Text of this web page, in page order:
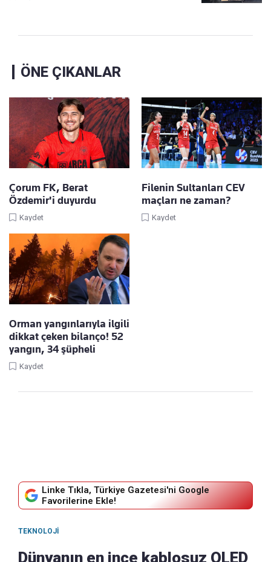
ÖNE ÇIKANLAR
Çorum FK, Berat
Özdemir'i duyurdu
Kaydet
Filenin Sultanları CEV
maçları ne zaman?
Kaydet
Orman yangınlarıyla ilgili
dikkat çeken bilanço! 52
yangın, 34 şüpheli
Kaydet
Linke Tıkla, Türkiye Gazetesi'ni Google
Favorilerine Ekle!
TEKNOLOJI
Dünyanın en ince kablosuz OLED